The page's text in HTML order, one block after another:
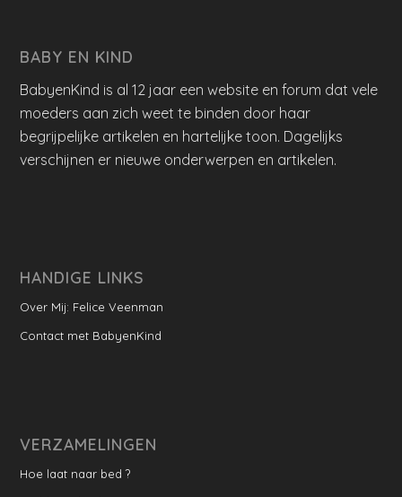
BABY EN KIND
BabyenKind is al 12 jaar een website en forum dat vele
moeders aan zich weet te binden door haar
begrijpelijke artikelen en hartelijke toon. Dagelijks
verschijnen er nieuwe onderwerpen en artikelen.
HANDIGE LINKS
Over Mij: Felice Veenman
Contact met BabyenKind
VERZAMELINGEN
Hoe laat naar bed ?